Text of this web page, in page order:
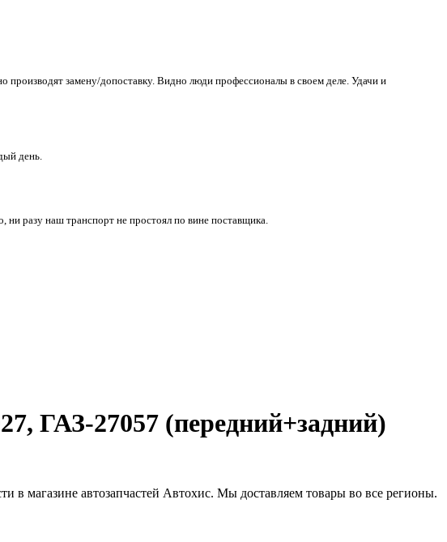
производят замену/допоставку. Видно люди профессионалы в своем деле. Удачи и
день.
разу наш транспорт не простоял по вине поставщика.
ГАЗ-27057 (передний+задний)
в магазине автозапчастей Автохис. Мы доставляем товары во все регионы.